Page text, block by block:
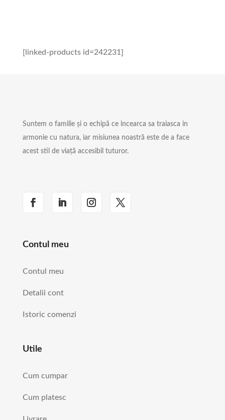
[linked-products id=242231]
Suntem o familie și o echipă ce incearca sa traiasca in
armonie cu natura, iar misiunea noastră este de a face
acest stil de viață accesibil tuturor.
Contul meu
Contul meu
Detalii cont
Istoric comenzi
Utile
Cum cumpar
Cum platesc